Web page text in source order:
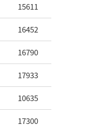
15611
16452
16790
17933
10635
17300